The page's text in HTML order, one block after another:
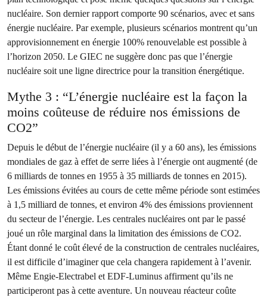
nucléaire. Son dernier rapport comporte 90 scénarios, avec et sans
énergie nucléaire. Par exemple, plusieurs scénarios montrent qu’un
approvisionnement en énergie 100% renouvelable est possible à
l’horizon 2050. Le GIEC ne suggère donc pas que l’énergie
nucléaire soit une ligne directrice pour la transition énergétique.
Mythe 3 : “L’énergie nucléaire est la façon la
moins coûteuse de réduire nos émissions de
CO2”
Depuis le début de l’énergie nucléaire (il y a 60 ans), les émissions
mondiales de gaz à effet de serre liées à l’énergie ont augmenté (de
6 milliards de tonnes en 1955 à 35 milliards de tonnes en 2015).
Les émissions évitées au cours de cette même période sont estimées
à 1,5 milliard de tonnes, et environ 4% des émissions proviennent
du secteur de l’énergie. Les centrales nucléaires ont par le passé
joué un rôle marginal dans la limitation des émissions de CO2.
Étant donné le coût élevé de la construction de centrales nucléaires,
il est difficile d’imaginer que cela changera rapidement à l’avenir.
Même Engie-Electrabel et EDF-Luminus affirment qu’ils ne
participeront pas à cette aventure. Un nouveau réacteur coûte